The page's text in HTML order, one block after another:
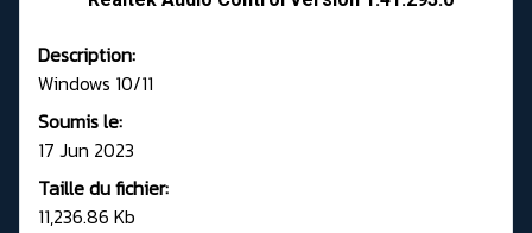
Description:
Windows 10/11
Soumis le:
17 Jun 2023
Taille du fichier:
11,236.86 Kb